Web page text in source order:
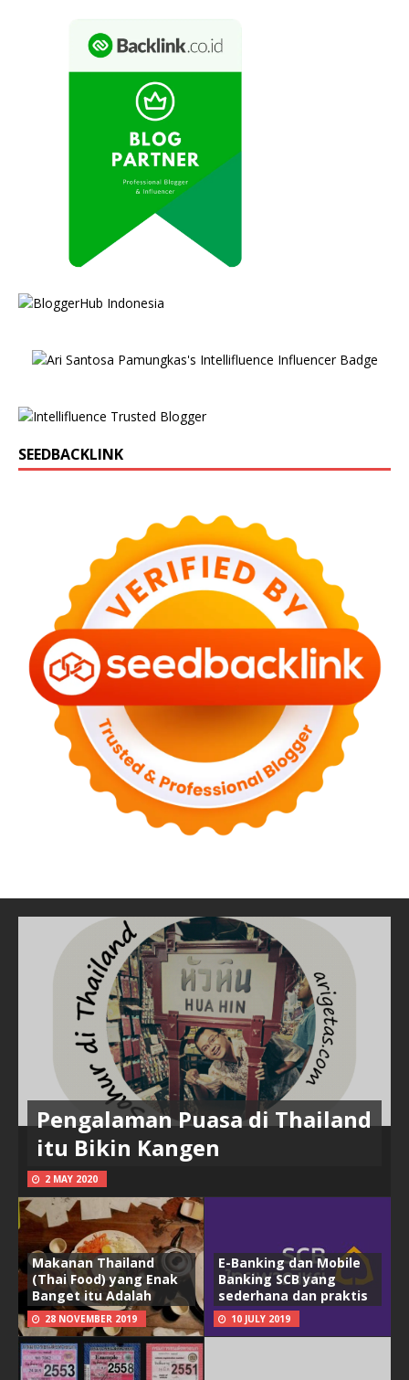
SEEDBACKLINK
Pengalaman Puasa di Thailand
itu Bikin Kangen
2 MAY 2020
Makanan Thailand
(Thai Food) yang Enak
Banget itu Adalah
28 NOVEMBER 2019
E-Banking dan Mobile
Banking SCB yang
sederhana dan praktis
10 JULY 2019